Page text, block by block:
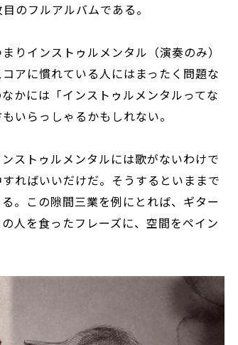
のフルアルバムである。
りインストゥルメンタル（演奏のみ）
アに慣れている人にはまったく問題な
かには「インストゥルメンタルってな
いらっしゃるかもしれない。
ストゥルメンタルには歌がないわけで
ればいいだけだ。そうするといままで
。この隙間三業を例にとれば、ギター
人を食ったフレーズに、空間をペイン